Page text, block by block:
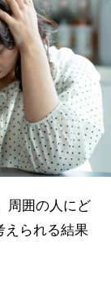
周囲の人にど
えられる結果